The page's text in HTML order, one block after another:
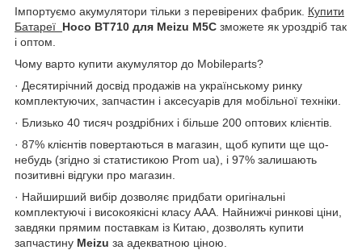
Імпортуємо акумулятори тільки з перевірених фабрик. Купити
Батареї Hoco BT710 для Meizu M5C зможете як уроздріб так
і оптом.
Чому варто купити акумулятор до Mobileparts?
· Десятирічний досвід продажів на українському ринку
комплектуючих, запчастин і аксесуарів для мобільної техніки.
· Близько 40 тисяч роздрібних і більше 200 оптових клієнтів.
· 87% клієнтів повертаються в магазин, щоб купити ще що-
небудь (згідно зі статистикою Prom ua), і 97% залишають
позитивні відгуки про магазин.
· Найширший вибір дозволяє придбати оригінальні
комплектуючі і високоякісні класу ААА. Найнижчі ринкові ціни,
завдяки прямим поставкам із Китаю, дозволять купити
запчастину Meizu за адекватною ціною.